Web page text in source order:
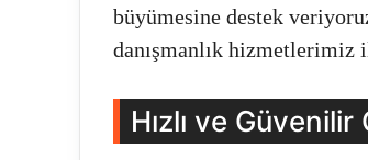
büyümesine destek
danışmanlık hizmetlerimiz
Hızlı ve